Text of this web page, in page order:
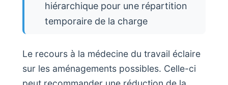
hiérarchique pour une répartition
temporaire de la charge
Le recours à la médecine du travail éclaire
sur les aménagements possibles. Celle-ci